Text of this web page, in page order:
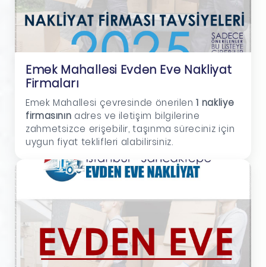
Emek Mahallesi Evden Eve Nakliyat
Firmaları
Emek Mahallesi çevresinde önerilen1 nakliye
firmasının adres ve iletişim bilgilerine
zahmetsizce erişebilir, taşınma süreciniz için
uygun fiyat teklifleri alabilirsiniz.